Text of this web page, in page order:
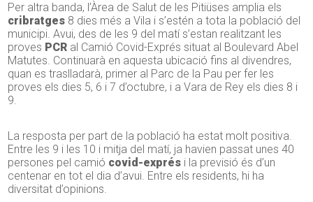
Per altra banda, l’Àrea de Salut de les Pitiüses amplia els
cribratges 8 dies més a Vila i s’estén a tota la població del
municipi. Avui, des de les 9 del matí s’estan realitzant les
proves PCR al Camió Covid-Exprés situat al Boulevard Abel
Matutes. Continuarà en aquesta ubicació fins al divendres,
quan es traslladarà, primer al Parc de la Pau per fer les
proves els dies 5, 6 i 7 d’octubre, i a Vara de Rey els dies 8 i
9.
La resposta per part de la població ha estat molt positiva.
Entre les 9 i les 10 i mitja del matí, ja havien passat unes 40
persones pel camió covid-exprés i la previsió és d’un
centenar en tot el dia d’avui. Entre els residents, hi ha
diversitat d’opinions.